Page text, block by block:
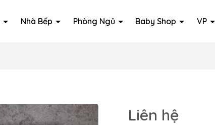
Nhà Bếp Phòng Ngủ Baby Shop VP
Liên hệ